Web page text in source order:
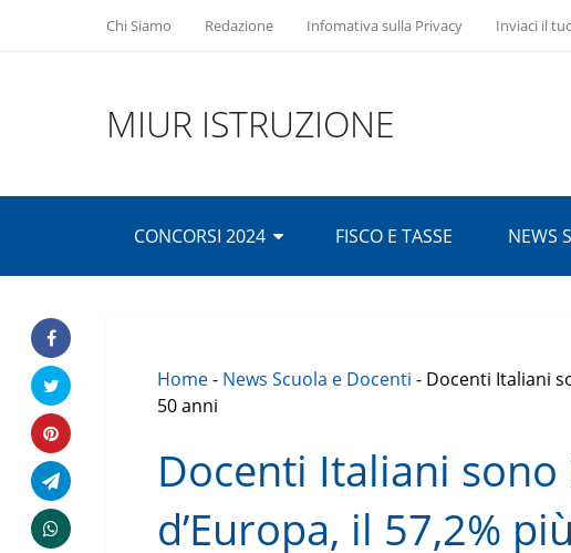
Chi Siamo Redazione Infomativa sulla Privacy Inviaci il
MIUR ISTRUZIONE
CONCORSI 2024 FISCO E TASSE NEWS
Home- News Scuola e Docenti - Docenti Italiani
50 anni
Docenti Italiani sono
d’Europa, il 57,2%